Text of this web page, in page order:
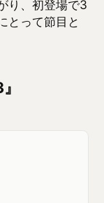
4月23日の
プホップシ
1位）